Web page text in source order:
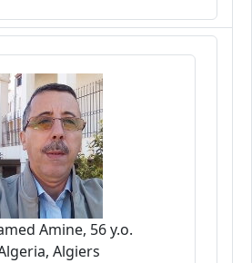
Amine, 56 y.o.
Algiers